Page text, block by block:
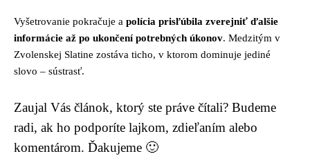
Vyšetrovanie pokračuje a polícia prisľúbila zverejniť ďalšie
informácie až po ukončení potrebných úkonov. Medzitým v
Zvolenskej Slatine zostáva ticho, v ktorom dominuje jediné
slovo – sústrasť.
Zaujal Vás článok, ktorý ste práve čítali? Budeme
radi, ak ho podporíte lajkom, zdieľaním alebo
komentárom. Ďakujeme 🙂